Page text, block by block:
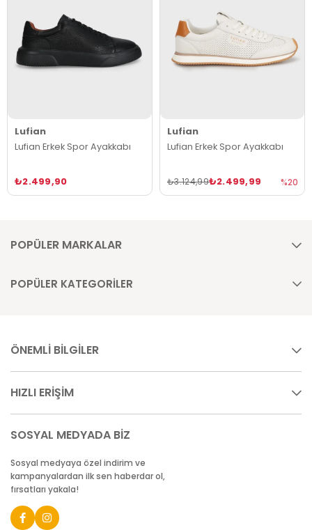
Lufian
Lufian Erkek Spor Ayakkabı
₺2.499,90
Lufian
Lufian Erkek Spor Ayakkabı
₺2.499,99
₺3.124,99 %20
POPÜLER MARKALAR
POPÜLER KATEGORİLER
ÖNEMLİ BİLGİLER
HIZLI ERİŞİM
SOSYAL MEDYADA BİZ
Sosyal medyaya özel indirim ve
kampanyalardan ilk sen haberdar ol,
fırsatları yakala!